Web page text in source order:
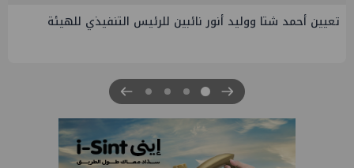
تعيين أحمد شتا ووليد أنور نائبين للرئيس التنفيذي للهيئة